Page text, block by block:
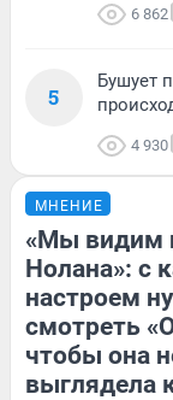
6 862
5
Бушует
4 930
МНЕНИЕ
«Мы видим
Нолана»: с
настроем
смотреть
чтобы она
выглядела